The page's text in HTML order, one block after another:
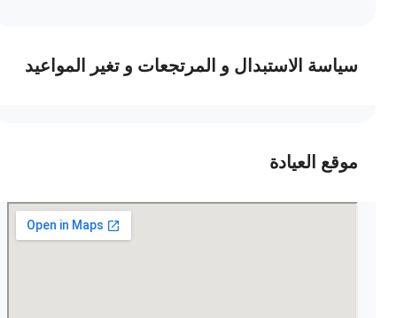
سياسة الاستبدال و المرتجعات و تغير المواعيد
موقع العيادة